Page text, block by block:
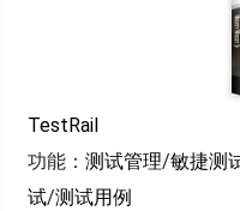
TestRail
功能： 测试管理/敏捷测
试/测试用例